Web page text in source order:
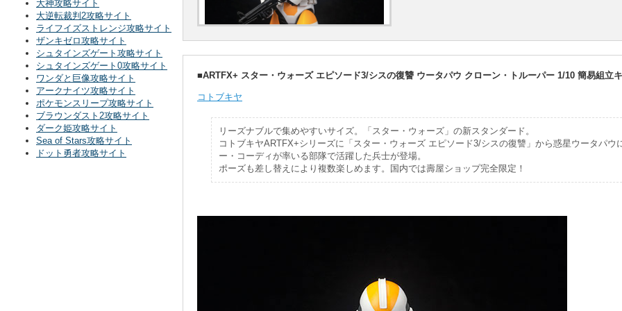
■ARTFX+ スター・ウォーズ エピソード3/シスの復讐 ウータパウ クローン・トルーパー 1/10 簡易組立
コトブキヤ
リーズナブルで集めやすいサイズ。「スター・ウォーズ」の新スタンダード。
コトブキヤARTFX+シリーズに「スター・ウォーズ エピソード3/シスの復讐」から惑星ウータパウ
ー・コーディが率いる部隊で活躍した兵士が登場。
ポーズも差し替えにより複数楽しめます。国内では壽屋ショップ完全限定！
大神攻略サイト
大逆転裁判2攻略サイト
ライフイズストレンジ攻略サイト
ザンキゼロ攻略サイト
シュタインズゲート攻略サイト
シュタインズゲート0攻略サイト
ワンダと巨像攻略サイト
アークナイツ攻略サイト
ポケモンスリープ攻略サイト
ブラウンダスト2攻略サイト
ダーク姫攻略サイト
Sea of Stars攻略サイト
ドット勇者攻略サイト